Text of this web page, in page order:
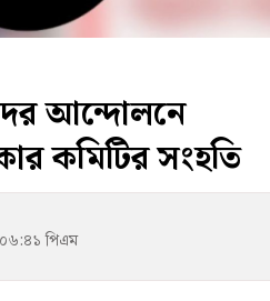
আন্দোলনে
কমিটির সংহতি
পিএম